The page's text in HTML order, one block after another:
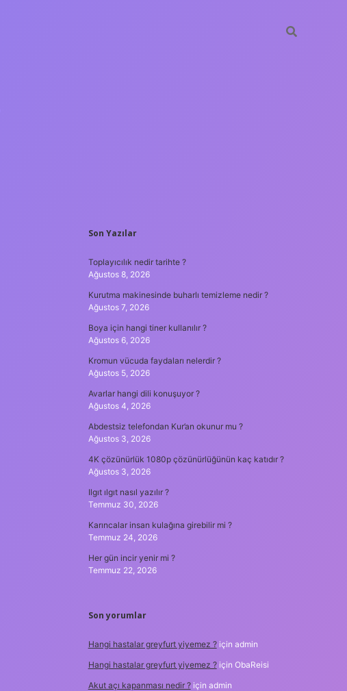
SIDEBAR
Son Yazılar
Toplayıcılık nedir tarihte ?
Ağustos 8, 2026
Kurutma makinesinde buharlı temizleme nedir ?
Ağustos 7, 2026
Boya için hangi tiner kullanılır ?
Ağustos 6, 2026
Kromun vücuda faydaları nelerdir ?
Ağustos 5, 2026
Avarlar hangi dili konuşuyor ?
Ağustos 4, 2026
Abdestsiz telefondan Kur’an okunur mu ?
Ağustos 3, 2026
4K çözünürlük 1080p çözünürlüğünün kaç katıdır ?
Ağustos 3, 2026
Ilgıt ılgıt nasıl yazılır ?
Temmuz 30, 2026
Karıncalar insan kulağına girebilir mi ?
Temmuz 24, 2026
Her gün incir yenir mi ?
Temmuz 22, 2026
Son yorumlar
Hangi hastalar greyfurt yiyemez ?için admin
Hangi hastalar greyfurt yiyemez ?için ObaReisi
Akut açı kapanması nedir ?için admin